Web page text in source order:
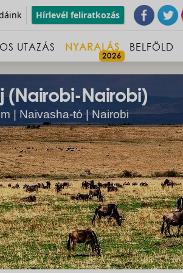
Hírlevél feliratkozás
UTAZÁS NYARALÁS BELFÖLD
(Nairobi-Nairobi)
| Naivasha-tó | Nairobi